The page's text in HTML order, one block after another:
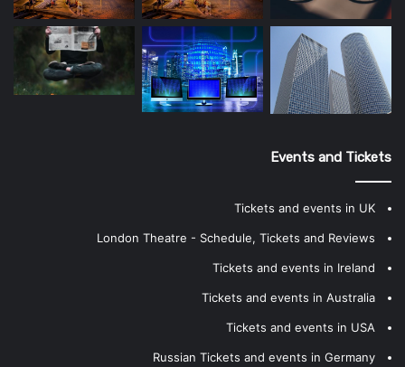
Events and Tickets
Tickets and events in UK
London Theatre - Schedule, Tickets and Reviews
Tickets and events in Ireland
Tickets and events in Australia
Tickets and events in USA
Russian Tickets and events in Germany